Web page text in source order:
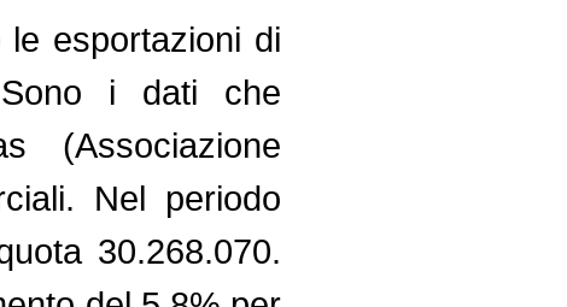
le esportazioni di
Sono i dati che
(Associazione
Nel periodo
30.268.070.